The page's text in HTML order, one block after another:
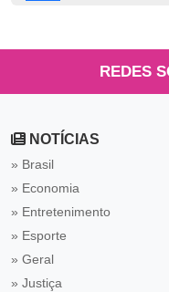
REDES
NOTÍCIAS
» Brasil
» Economia
» Entretenimento
» Esporte
» Geral
» Justiça